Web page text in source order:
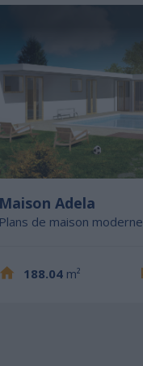
Maison Adela
Plans de maison moderne
188.04 m²